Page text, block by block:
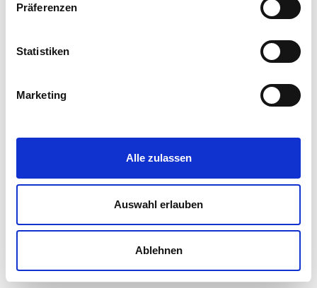
Präferenzen
Statistiken
Marketing
Alle zulassen
Auswahl erlauben
Ablehnen
Staatlich geprüfte Bautechnikerin Hochbau
Bauzeichnerin Hochbau